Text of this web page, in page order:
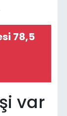
78,5
var